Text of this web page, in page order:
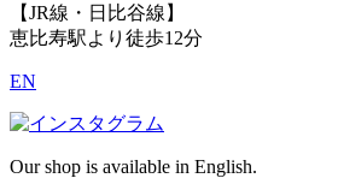
【JR線・日比谷線】
恵比寿駅より徒歩12分
EN
Our shop is available in English.